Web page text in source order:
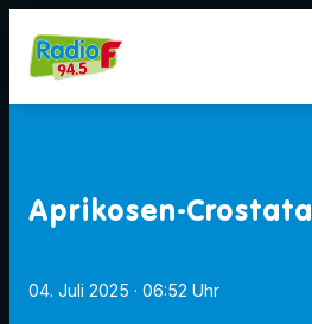
Aprikosen-
04. Juli 2025 · 06:52 Uhr